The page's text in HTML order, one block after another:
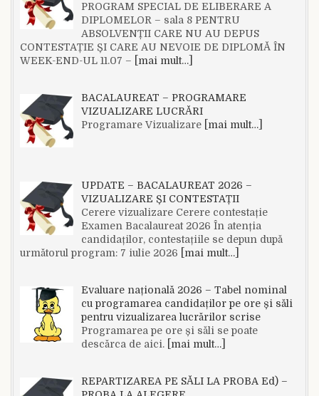
PROGRAM SPECIAL DE ELIBERARE A
DIPLOMELOR – sala 8 PENTRU
ABSOLVENȚII CARE NU AU DEPUS
CONTESTAȚIE ȘI CARE AU NEVOIE DE DIPLOMĂ ÎN
WEEK-END-UL 11.07 –
[mai mult…]
BACALAUREAT – PROGRAMARE
VIZUALIZARE LUCRĂRI
Programare Vizualizare[mai mult…]
UPDATE – BACALAUREAT 2026 –
VIZUALIZARE ȘI CONTESTAȚII
Cerere vizualizare Cerere contestație
Examen Bacalaureat 2026 În atenția
candidaților, contestațiile se depun după
următorul program: 7 iulie 2026
[mai mult…]
Evaluare națională 2026 – Tabel nominal
cu programarea candidaților pe ore și săli
pentru vizualizarea lucrărilor scrise
Programarea pe ore și săli se poate
descărca de aici.[mai mult…]
REPARTIZAREA PE SĂLI LA PROBA Ed) –